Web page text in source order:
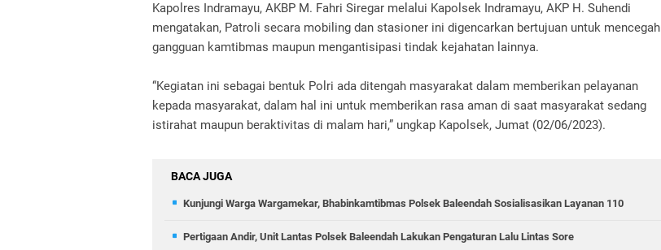
Kapolres Indramayu, AKBP M. Fahri Siregar melalui Kapolsek Indramayu, AKP H. Suhendi
mengatakan, Patroli secara mobiling dan stasioner ini digencarkan bertujuan untuk mencegah
gangguan kamtibmas maupun mengantisipasi tindak kejahatan lainnya.
“Kegiatan ini sebagai bentuk Polri ada ditengah masyarakat dalam memberikan pelayanan
kepada masyarakat, dalam hal ini untuk memberikan rasa aman di saat masyarakat sedang
istirahat maupun beraktivitas di malam hari,” ungkap Kapolsek, Jumat (02/06/2023).
BACA JUGA
Kunjungi Warga Wargamekar, Bhabinkamtibmas Polsek Baleendah Sosialisasikan Layanan 110
Pertigaan Andir, Unit Lantas Polsek Baleendah Lakukan Pengaturan Lalu Lintas Sore